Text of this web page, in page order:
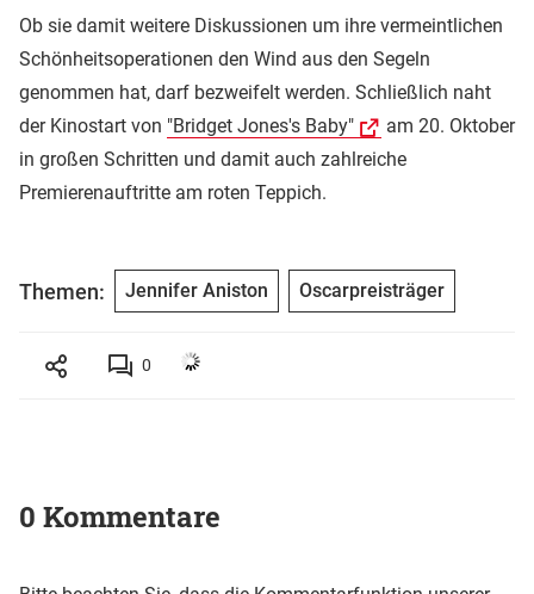
Ob sie damit weitere Diskussionen um ihre vermeintlichen
Schönheitsoperationen den Wind aus den Segeln
genommen hat, darf bezweifelt werden. Schließlich naht
der Kinostart von "Bridget Jones's Baby"
am 20. Oktober
in großen Schritten und damit auch zahlreiche
Premierenauftritte am roten Teppich.
Themen: Jennifer Aniston Oscarpreisträger
0
0 Kommentare